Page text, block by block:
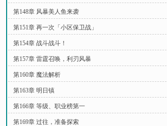
第148章 风暴美人鱼来袭
第151章 再一次「小区保卫战」
第154章 战斗战斗！
第157章 雷霆召唤，利刃风暴
第160章 魔法解析
第163章 明日镇
第166章 等级、职业榜第一
第169章 过往，准备探索